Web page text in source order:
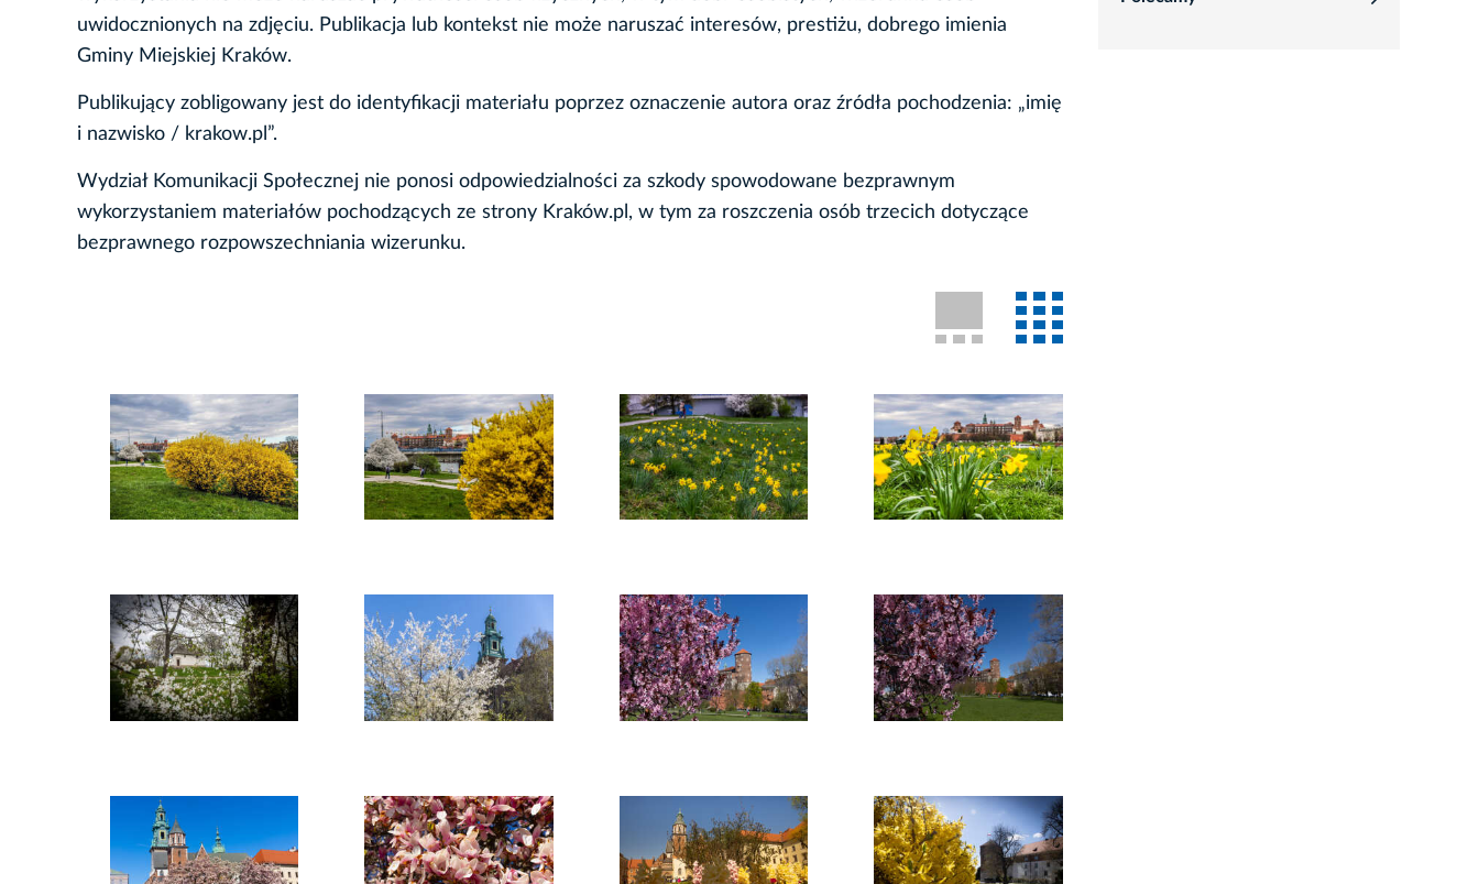
uwidocznionych na zdjęciu. Publikacja lub kontekst nie może naruszać interesów, prestiżu, dobrego imienia
Gminy Miejskiej Kraków.
Publikujący zobligowany jest do identyfikacji materiału poprzez oznaczenie autora oraz źródła pochodzenia: „imię
i nazwisko / krakow.pl”.
Wydział Komunikacji Społecznej nie ponosi odpowiedzialności za szkody spowodowane bezprawnym
wykorzystaniem materiałów pochodzących ze strony Kraków.pl, w tym za roszczenia osób trzecich dotyczące
bezprawnego rozpowszechniania wizerunku.
rozwiń